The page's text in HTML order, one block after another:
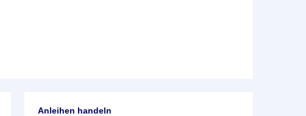
Anleihen handeln